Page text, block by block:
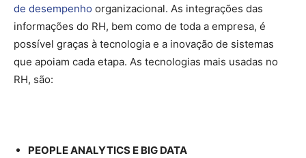
de desempenho organizacional. As integrações das
informações do RH, bem como de toda a empresa, é
possível graças à tecnologia e a inovação de sistemas
que apoiam cada etapa. As tecnologias mais usadas no
RH, são:
PEOPLE ANALYTICS E BIG DATA